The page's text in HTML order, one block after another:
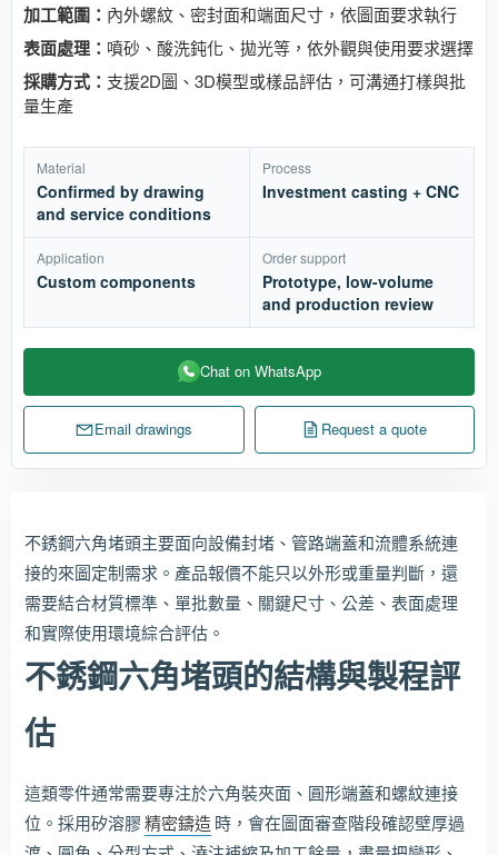
加工範圍： 內外螺紋、密封面和端面尺寸，依圖面要求執行
表面處理： 噴砂、酸洗鈍化、拋光等，依外觀與使用要求選擇
採購方式： 支援2D圖、3D模型或樣品評估，可溝通打樣與批
量生產
Material
Confirmed by drawing
and service conditions
Process
Investment casting + CNC
Application
Custom components
Order support
Prototype, low-volume
and production review
Chat on WhatsApp
Email drawings Request a quote
不銹鋼六角堵頭主要面向設備封堵、管路端蓋和流體系統連
接的來圖定制需求。產品報價不能只以外形或重量判斷，還
需要結合材質標準、單批數量、關鍵尺寸、公差、表面處理
和實際使用環境綜合評估。
不銹鋼六角堵頭的結構與製程評
估
這類零件通常需要專注於六角裝夾面、圓形端蓋和螺紋連接
位。採用矽溶膠精密鑄造 時，會在圖面審查階段確認壁厚過